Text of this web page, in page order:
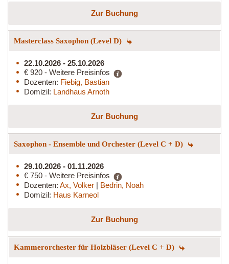
Zur Buchung
Masterclass Saxophon (Level D)
22.10.2026 - 25.10.2026
€ 920 - Weitere Preisinfos
Dozenten: Fiebig, Bastian
Domizil: Landhaus Arnoth
Zur Buchung
Saxophon - Ensemble und Orchester (Level C + D)
29.10.2026 - 01.11.2026
€ 750 - Weitere Preisinfos
Dozenten: Ax, Volker | Bedrin, Noah
Domizil: Haus Karneol
Zur Buchung
Kammerorchester für Holzbläser (Level C + D)